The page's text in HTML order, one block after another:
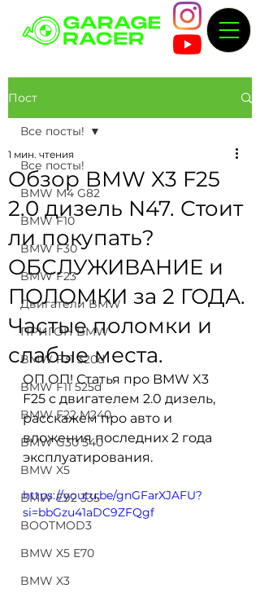
Пост
Все посты!
BMW M4 G82
BMW F10
BMW F30
BMW F23
Двигатели BMW
ПРИГОН BMW
BMW F31 320d
BMW F11 525d
BMW F22 M240
BMW G30 540
BMW X5
BMW E92 335
BOOTMOD3
BMW X5 E70
BMW X3
Все посты!
Обзор BMW X3 F25
2.0 дизель N47. Стоит
ли покупать?
ОБСЛУЖИВАНИЕ и
ПОЛОМКИ за 2 ГОДА.
Частые поломки и
слабые места.
1 мин. чтения
ОП ОП! Статья про BMW X3
F25 с двигателем 2.0 дизель,
расскажем про авто и
вложения последних 2 года
эксплуатирования.
https://youtu.be/gnGFarXJAFU?
si=bbGzu41aDC9ZFQgf